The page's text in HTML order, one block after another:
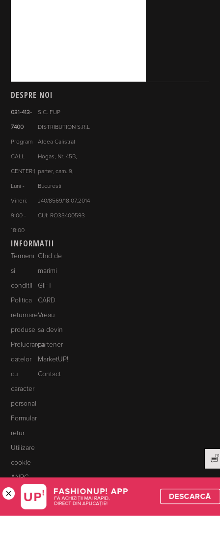
DESPRE NOI
031-413-
7400
Program
CALL
CENTER:|
Luni -
Vineri:
9:00 -
18:00
S.C. FUP
DISTRIBUTION S.R.L
Aleea Calistrat
Hogas, Nr. 45B,
parter, cam. 9,
Bucuresti
J40/8569/18.07.2014
CUI: RO33400593
INFORMATII
Termeni
si
conditii
Politica
returnare
produse
Prelucrarea
datelor
cu
caracter
personal
Formular
retur
Utilizare
cookie
ANPC
Solutionarea
litigiilor
Ghid de
marimi
GIFT
CARD
Vreau
sa devin
partener
MarketUP!
Contact